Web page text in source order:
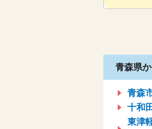
青森県
青森
十和
東津